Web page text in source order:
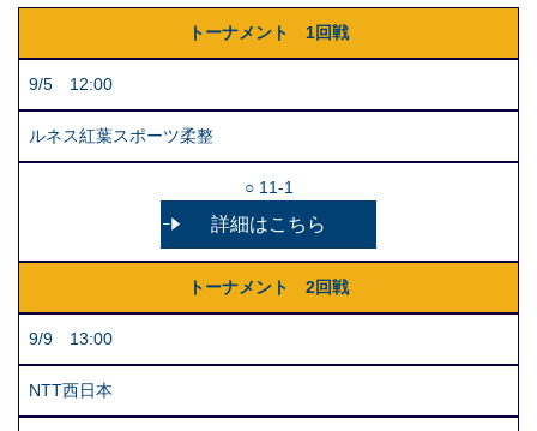
トーナメント 1回戦
9/5 12:00
ルネス紅葉スポーツ柔整
○ 11-1
詳細はこちら
トーナメント 2回戦
9/9 13:00
NTT西日本